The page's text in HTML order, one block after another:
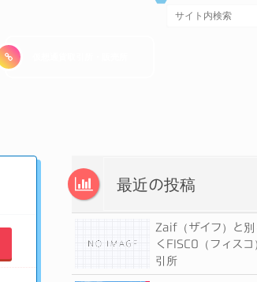
最近の投稿
Zaif（ザイフ）と別
くFISCO（フィス
引所